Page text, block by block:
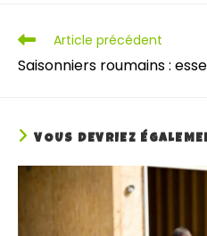
Article précédent
Saisonniers roumains :
VOUS DEVRIEZ